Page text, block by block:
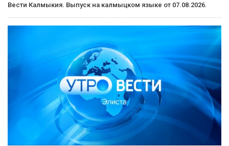
Вести Калмыкия. Выпуск на калмыцком языке от 07.08.2026.